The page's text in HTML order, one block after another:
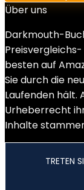
Über uns
Darkmouth-
besten auf
Sie durch die
Laufenden hält.
Urheberrecht
Inhalte
TRETEN